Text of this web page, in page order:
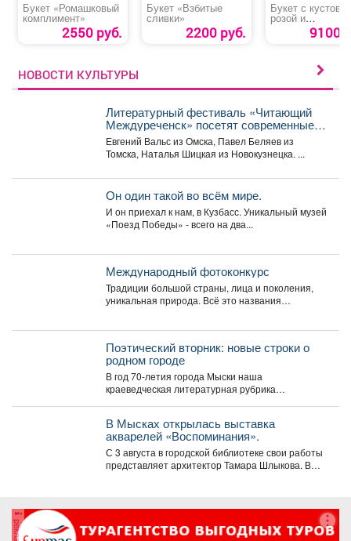
Букет «Ромашковый
комплимент»
2550 руб.
Букет «Взбитые
сливки»
2200 руб.
Букет с кустовой
розой и
альстромерией
9100
НОВОСТИ КУЛЬТУРЫ
Литературный фестиваль «Читающий
Междуреченск» посетят современные
сибирские писатели
Евгений Вальс из Омска, Павел Беляев из
Томска, Наталья Шицкая из Новокузнецка. ...
Он один такой во всём мире.
И он приехал к нам, в Кузбасс. Уникальный музей
«Поезд Победы» - всего на два...
Международный фотоконкурс
Традиции большой страны, лица и поколения,
уникальная природа. Всё это названия
Поэтический вторник: новые строки о
родном городе
В год 70-летия города Мыски наша
краеведческая литературная рубрика
В Мысках открылась выставка
акварелей «Воспоминания».
С 3 августа в городской библиотеке свои работы
представляет архитектор Тамара Шлыкова. В